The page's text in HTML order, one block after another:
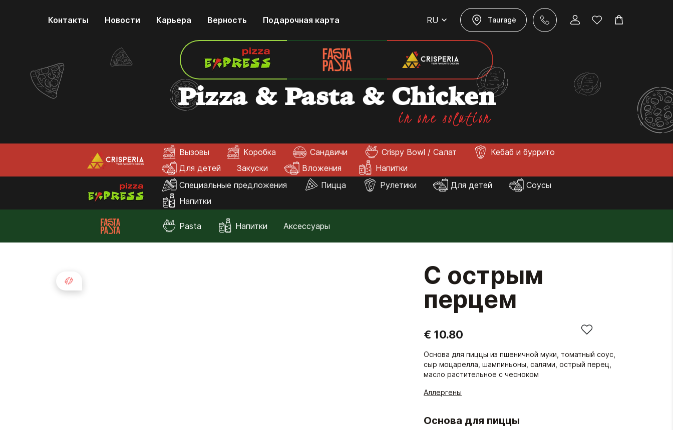
Контакты Новости Карьера Верность Подарочная карта RU Tauragė
Pizza & Pasta & Chicken
in one solution
Вызовы Коробка Сандвичи Crispy Bowl / Салат
Кебаб и буррито
Для детей
Закуски Вложения
Напитки
Специальные предложения
Пицца Рулетики Для детей
Соусы
Напитки
Pasta Напитки Аксессуары
С острым
перцем
€ 10.80
Основа для пиццы из пшеничной муки, томатный соус,
сыр моцарелла, шампиньоны, салями, острый перец,
масло растительное с чесноком
Аллергены
Основа для пиццы